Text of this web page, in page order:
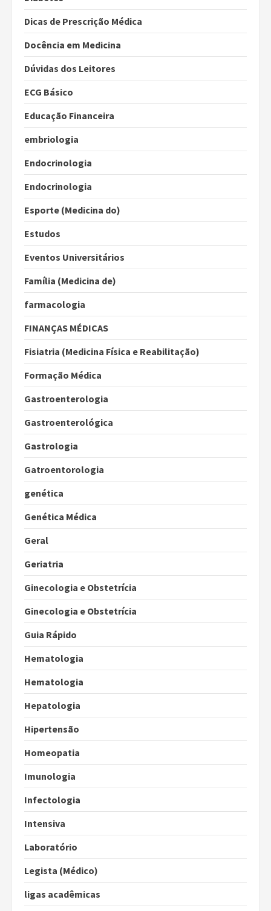
Dicas de Prescrição Médica
Docência em Medicina
Dúvidas dos Leitores
ECG Básico
Educação Financeira
embriologia
Endocrinologia
Endocrinologia
Esporte (Medicina do)
Estudos
Eventos Universitários
Família (Medicina de)
farmacologia
FINANÇAS MÉDICAS
Fisiatria (Medicina Física e Reabilitação)
Formação Médica
Gastroenterologia
Gastroenterológica
Gastrologia
Gatroentorologia
genética
Genética Médica
Geral
Geriatria
Ginecologia e Obstetrícia
Ginecologia e Obstetrícia
Guia Rápido
Hematologia
Hematologia
Hepatologia
Hipertensão
Homeopatia
Imunologia
Infectologia
Intensiva
Laboratório
Legista (Médico)
ligas acadêmicas